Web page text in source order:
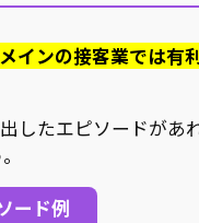
インの接客業では有
したエピソードがあ
ード例